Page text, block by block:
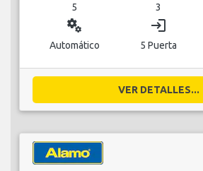
5 3
miscellaneous_services
Automático
login
5 Puerta
VER DETALLES...